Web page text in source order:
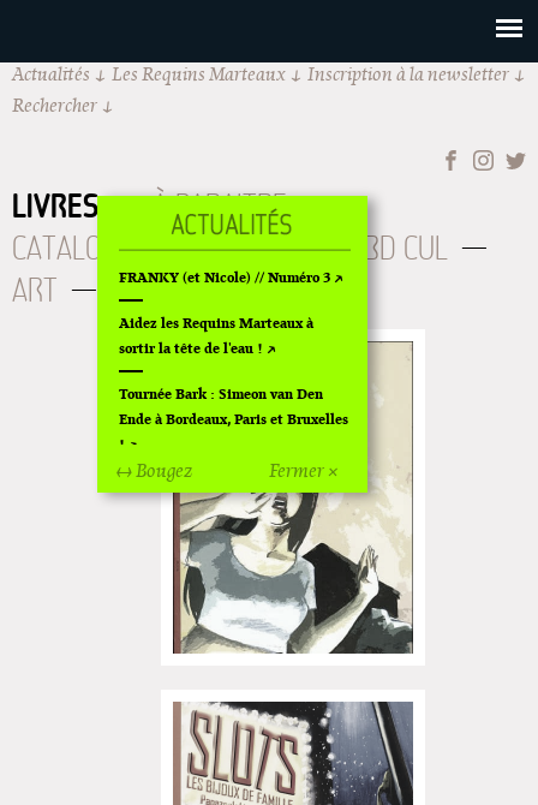
Actualités Les Requins Marteaux
Inscription à la newsletter
Rechercher
LIVRES
À PARAITRE
CATALOGUE
AUTEURS
BD CUL
ART
OLDIES ÉPUISÉS
Fermer ×
↔ Bougez
FRANKY (et Nicole) // Numéro 3
Aidez les Requins Marteaux à
sortir la tête de l'eau !
Tournée Bark : Simeon van Den
Ende à Bordeaux, Paris et Bruxelles
!
Off Of Off d'Angoulême 2024
Superette de noël à Pola
L'exposition de Fungirl à
Montpellier !
Lancements de "Ras le bol" de
Exposition "Fungirl : Funeral
Home" à Colomiers
Tournée "Vulva Viking" : Elizabeth